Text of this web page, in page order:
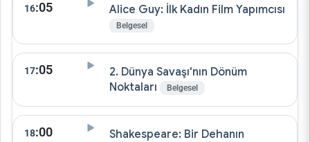
16:05 Alice Guy: İlk Kadın Film Yapımcısı
Belgesel
17:05
2. Dünya Savaşı'nın Dönüm
Noktaları
Belgesel
18:00
Shakespeare: Bir Dehanın